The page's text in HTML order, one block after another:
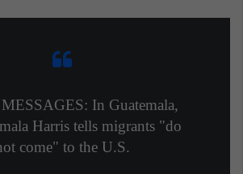
In Guatemala,
Harris tells migrants "do
come" to the U.S.